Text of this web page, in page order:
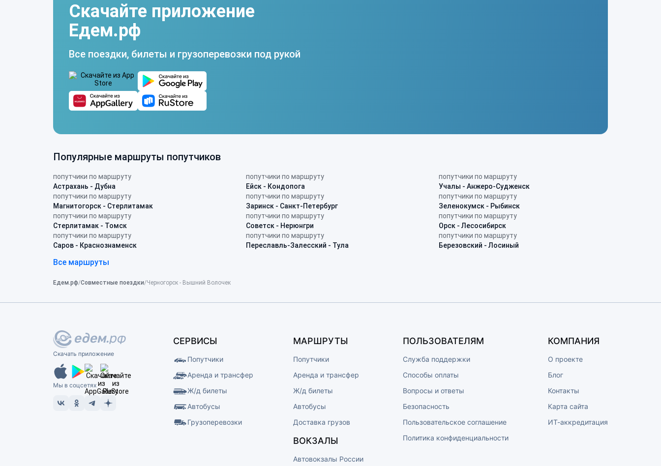
Скачайте приложение
Едем.рф
Все поездки, билеты и грузоперевозки под рукой
Популярные маршруты попутчиков
попутчики по маршруту
Астрахань - Дубна
попутчики по маршруту
Магнитогорск - Стерлитамак
попутчики по маршруту
Стерлитамак - Томск
попутчики по маршруту
Саров - Краснознаменск
попутчики по маршруту
Ейск - Кондопога
попутчики по маршруту
Заринск - Санкт-Петербург
попутчики по маршруту
Советск - Нерюнгри
попутчики по маршруту
Переславль-Залесский - Тула
попутчики по маршруту
Учалы - Анжеро-Судженск
попутчики по маршруту
Зеленокумск - Рыбинск
попутчики по маршруту
Орск - Лесосибирск
попутчики по маршруту
Березовский - Лосиный
Все маршруты
Едем.рф Совместные поездки Черногорск - Вышний Волочек
Скачать приложение
Мы в соцсетях
СЕРВИСЫ
Попутчики
Аренда и трансфер
Ж/д билеты
Автобусы
Грузоперевозки
МАРШРУТЫ
Попутчики
Аренда и трансфер
Ж/д билеты
Автобусы
Доставка грузов
ВОКЗАЛЫ
Автовокзалы России
ПОЛЬЗОВАТЕЛЯМ
Служба поддержки
Способы оплаты
Вопросы и ответы
Безопасность
Пользовательское соглашение
Политика конфиденциальности
КОМПАНИЯ
О проекте
Блог
Контакты
Карта сайта
ИТ-аккредитация